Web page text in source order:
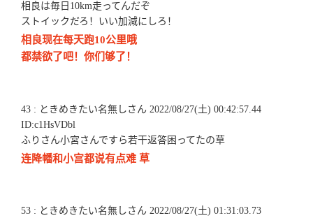
相良は毎日10km走ってんだぞ
ストイックだろ！いい加減にしろ！
相良现在每天跑10公里哦
都禁欲了吧！你们够了！
43 : ときめきたい名無しさん 2022/08/27(土) 00:42:57.44
ID:c1HsVDbl
ふりさん小宮さんですら若干返答困ってたの草
连降幡和小宫都说有点难 草
53 : ときめきたい名無しさん 2022/08/27(土) 01:31:03.73